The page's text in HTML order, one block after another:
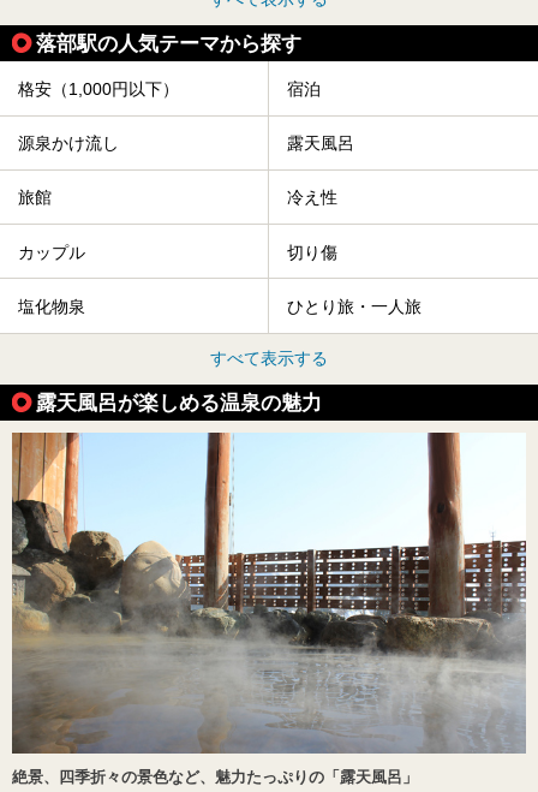
落部駅の人気テーマから探す
格安（1,000円以下） 宿泊
源泉かけ流し 露天風呂
旅館 冷え性
カップル 切り傷
塩化物泉 ひとり旅・一人旅
すべて表示する
露天風呂が楽しめる温泉の魅力
絶景、四季折々の景色など、魅力たっぷりの「露天風呂」